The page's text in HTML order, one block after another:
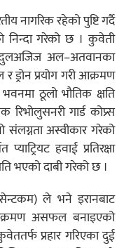
नागरिक रहेको पुष्टि गर्दै
निन्दा गरेको छ । कुवेती
अल–अतवानका
ड्रोन प्रयोग गरी आक्रमण
ठूलो भौतिक क्षति
गार्ड कोप्र्स
अस्वीकार गरेको
हवाई प्रतिरक्षा
भएको दाबी गरेको छ ।
ले भने इरानबाट
असफल बनाइएको
प्रहार गरिएका दुई